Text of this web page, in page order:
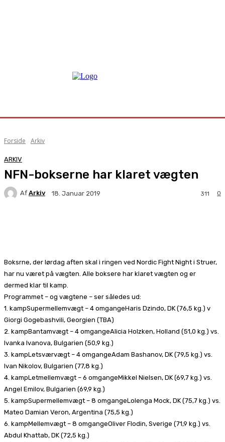
Forside Arkiv
ARKIV
NFN-bokserne har klaret vægten
Af Arkiv 18. Januar 2019 0
311
Boksrne, der lørdag aften skal i ringen ved Nordic Fight Night i Struer,
har nu været på vægten. Alle boksere har klaret vægten og er
dermed klar til kamp.
Programmet – og vægtene – ser således ud:
1. kampSupermellemvægt – 4 omgangeHaris Dzindo, DK (76,5 kg.) v
Giorgi Gogebashvili, Georgien (TBA)
2. kampBantamvægt – 4 omgangeAlicia Holzken, Holland (51,0 kg.) vs.
Ivanka Ivanova, Bulgarien (50,9 kg.)
3. kampLetsværvægt – 4 omgangeAdam Bashanov, DK (79,5 kg.) vs.
Ivan Nikolov, Bulgarien (77,8 kg.)
4. kampLetmellemvægt – 6 omgangeMikkel Nielsen, DK (69,7 kg.) vs.
Angel Emilov, Bulgarien (69,9 kg.)
5. kampSupermellemvægt – 8 omgangeLolenga Mock, DK (75,7 kg.) vs.
Mateo Damian Veron, Argentina (75,5 kg.)
6. kampMellemvægt – 8 omgangeOliver Flodin, Sverige (71,9 kg.) vs.
Abdul Khattab, DK (72,5 kg.)